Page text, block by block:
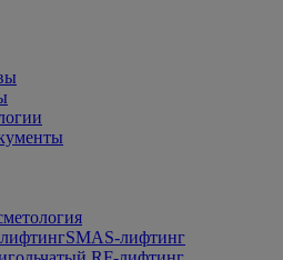
SMAS-лифтинг